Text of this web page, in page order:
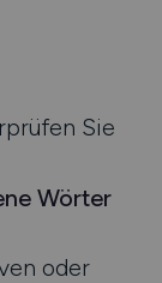
Sie
Wörter
oder